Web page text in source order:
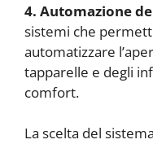
4. Automazione
sistemi che
automatizzare
tapparelle e degli
comfort.
La scelta del